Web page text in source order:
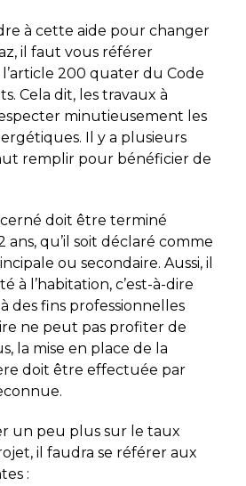
à cette aide pour changer
il faut vous référer
200 quater du Code
Cela dit, les travaux à
minutieusement les
Il y a plusieurs
remplir pour bénéficier de
doit être terminé
ans, qu’il soit déclaré comme
ou secondaire. Aussi, il
à l’habitation, c’est-à-dire
des fins professionnelles
ne peut pas profiter de
la mise en place de la
doit être effectuée par
un peu plus sur le taux
il faudra se référer aux
: